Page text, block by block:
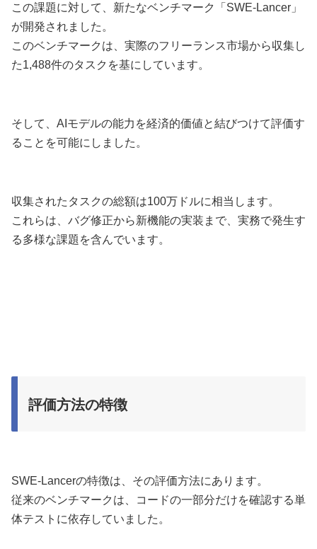
この課題に対して、新たなベンチマーク「SWE-Lancer」
が開発されました。
このベンチマークは、実際のフリーランス市場から収集し
た1,488件のタスクを基にしています。
そして、AIモデルの能力を経済的価値と結びつけて評価す
ることを可能にしました。
収集されたタスクの総額は100万ドルに相当します。
これらは、バグ修正から新機能の実装まで、実務で発生す
る多様な課題を含んでいます。
評価方法の特徴
SWE-Lancerの特徴は、その評価方法にあります。
従来のベンチマークは、コードの一部分だけを確認する単
体テストに依存していました。